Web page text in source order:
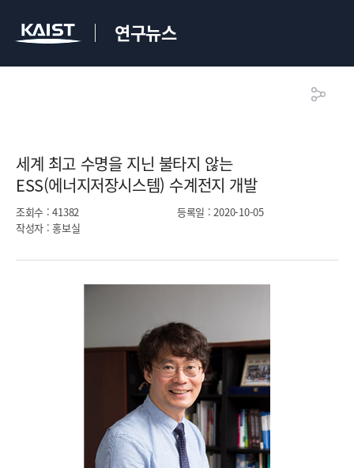
연구뉴스
세계 최고 수명을 지닌 불타지 않는
ESS(에너지저장시스템) 수계전지 개발​
조회수 : 41382 등록일 : 2020-10-05
작성자 : 홍보실